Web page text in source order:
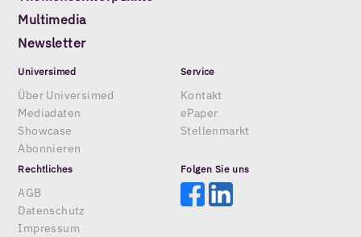
Multimedia
Newsletter
Universimed
Über Universimed
Mediadaten
Showcase
Abonnieren
Service
Kontakt
ePaper
Stellenmarkt
Rechtliches
AGB
Datenschutz
Impressum
Folgen Sie uns